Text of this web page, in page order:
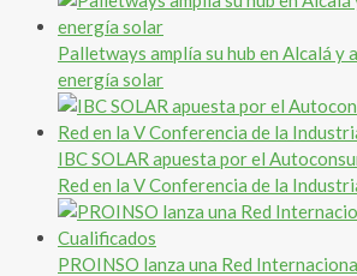
Palletways amplía su hub en Alcalá y
energía solar
IBC SOLAR apuesta por el
Red en la V Conferencia de la
PROINSO lanza una Red